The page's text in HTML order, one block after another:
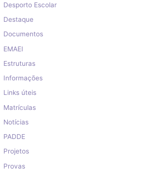
Desporto Escolar
Destaque
Documentos
EMAEI
Estruturas
Informações
Links úteis
Matrículas
Notícias
PADDE
Projetos
Provas